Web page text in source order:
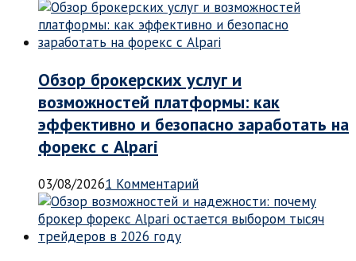
Обзор брокерских услуг и
возможностей платформы: как
эффективно и безопасно заработать на
форекс с Alpari
03/08/20261 Комментарий